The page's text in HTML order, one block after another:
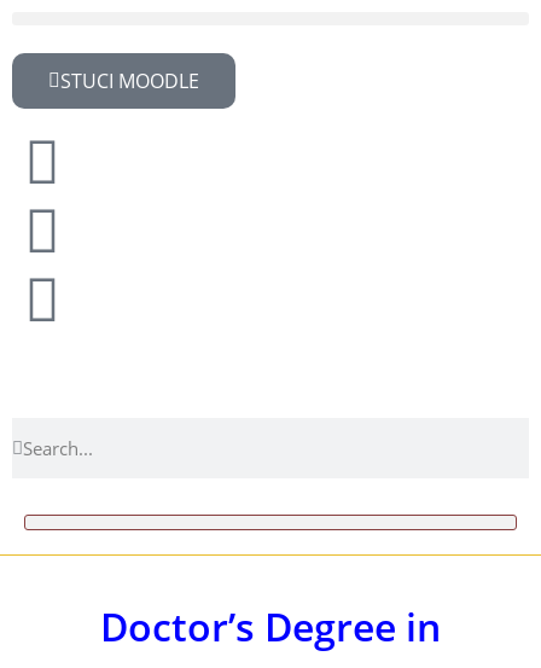
STUCI MOODLE
Doctor’s Degree in